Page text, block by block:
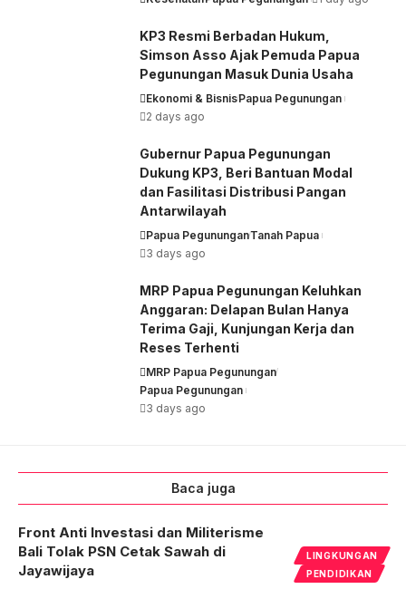
KP3 Resmi Berbadan Hukum,
Simson Asso Ajak Pemuda Papua
Pegunungan Masuk Dunia Usaha
Ekonomi & BisnisPapua Pegunungan
2 days ago
Gubernur Papua Pegunungan
Dukung KP3, Beri Bantuan Modal
dan Fasilitasi Distribusi Pangan
Antarwilayah
Papua PegununganTanah Papua
3 days ago
MRP Papua Pegunungan Keluhkan
Anggaran: Delapan Bulan Hanya
Terima Gaji, Kunjungan Kerja dan
Reses Terhenti
MRP Papua Pegunungan
Papua Pegunungan
3 days ago
Baca juga
LINGKUNGAN
PENDIDIKAN
Front Anti Investasi dan Militerisme
Bali Tolak PSN Cetak Sawah di
Jayawijaya